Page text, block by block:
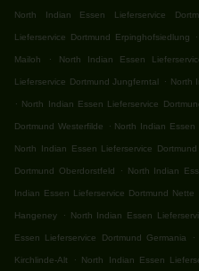
North Indian Essen Lieferservice
Lieferservice Dortmund Erpinghofsiedlung .
Mailoh . North Indian Essen
Lieferservice Dortmund Jungferntal . North
. North Indian Essen Lieferservice
Dortmund Westerfilde . North Indian Essen
North Indian Essen Lieferservice
Dortmund Oberdorstfeld . North Indian
Indian Essen Lieferservice Dortmund Nette
Hangeney . North Indian Essen
Essen Lieferservice Dortmund Germania .
Kirchlinde-Alt . North Indian Essen